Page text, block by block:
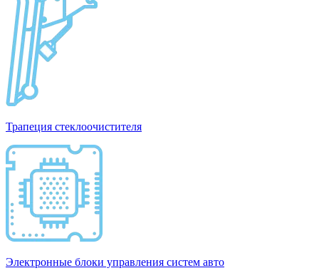
Трапеция стеклоочистителя
Электронные блоки управления систем авто